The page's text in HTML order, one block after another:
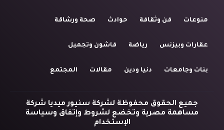
منوعات فن وثقافة حوادث صحة ورشاقة
عقارات وبيزنس رياضة فاشون وتجميل
بنات وجامعات دنيا ودين مقالات المجتمع
جميع الحقوق محفوظة لشركة سنيور ميديا شركة
مساهمة مصرية وتخضع لشروط وإتفاق وسياسة
الإستخدام